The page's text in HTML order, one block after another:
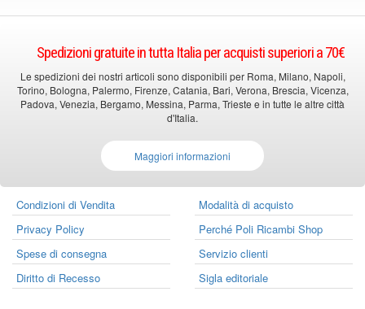
Spedizioni gratuite in tutta Italia per acquisti superiori a 70€
Le spedizioni dei nostri articoli sono disponibili per Roma, Milano, Napoli,
Torino, Bologna, Palermo, Firenze, Catania, Bari, Verona, Brescia, Vicenza,
Padova, Venezia, Bergamo, Messina, Parma, Trieste e in tutte le altre città
d'Italia.
Maggiori informazioni
Condizioni di Vendita
Modalità di acquisto
Privacy Policy
Perché Poli Ricambi Shop
Spese di consegna
Servizio clienti
Diritto di Recesso
Sigla editoriale